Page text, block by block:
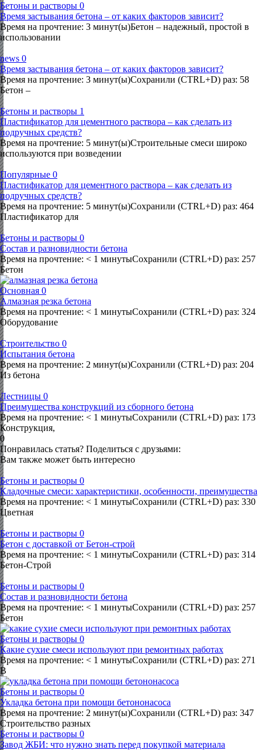
Бетоны и растворы 0
Время застывания бетона – от каких факторов зависит?
Время на прочтение: 3 минут(ы)Бетон – надежный, простой в
использовании
news 0
Время застывания бетона – от каких факторов зависит?
Время на прочтение: 3 минут(ы)Сохранили (CTRL+D) раз: 58
Бетон –
Бетоны и растворы 1
Пластификатор для цементного раствора – как сделать из
подручных средств?
Время на прочтение: 5 минут(ы)Строительные смеси широко
используются при возведении
Популярные 0
Пластификатор для цементного раствора – как сделать из
подручных средств?
Время на прочтение: 5 минут(ы)Сохранили (CTRL+D) раз: 464
Пластификатор для
Бетоны и растворы 0
Состав и разновидности бетона
Время на прочтение: < 1 минутыСохранили (CTRL+D) раз: 257
Бетон
Основная 0
Алмазная резка бетона
Время на прочтение: < 1 минутыСохранили (CTRL+D) раз: 324
Оборудование
Строительство 0
Испытания бетона
Время на прочтение: 2 минут(ы)Сохранили (CTRL+D) раз: 204
Из бетона
Лестницы 0
Преимущества конструкций из сборного бетона
Время на прочтение: < 1 минутыСохранили (CTRL+D) раз: 173
Конструкция,
0
Понравилась статья? Поделиться с друзьями:
Вам также может быть интересно
Бетоны и растворы 0
Кладочные смеси: характеристики, особенности, преимущества
Время на прочтение: < 1 минутыСохранили (CTRL+D) раз: 330
Цветная
Бетоны и растворы 0
Бетон с доставкой от Бетон-строй
Время на прочтение: < 1 минутыСохранили (CTRL+D) раз: 314
Бетон-Строй
Бетоны и растворы 0
Состав и разновидности бетона
Время на прочтение: < 1 минутыСохранили (CTRL+D) раз: 257
Бетон
Бетоны и растворы 0
Какие сухие смеси используют при ремонтных работах
Время на прочтение: < 1 минутыСохранили (CTRL+D) раз: 271
В
Бетоны и растворы 0
Укладка бетона при помощи бетононасоса
Время на прочтение: 2 минут(ы)Сохранили (CTRL+D) раз: 347
Строительство разных
Бетоны и растворы 0
Завод ЖБИ: что нужно знать перед покупкой материала